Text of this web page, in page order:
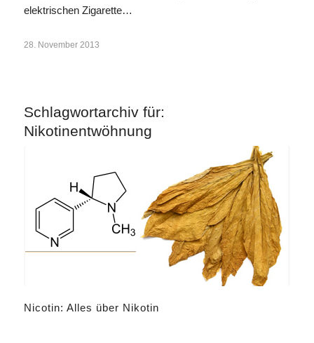
elektrischen Zigarette…
28. November 2013
Schlagwortarchiv für:
Nikotinentwöhnung
Nicotin: Alles über Nikotin